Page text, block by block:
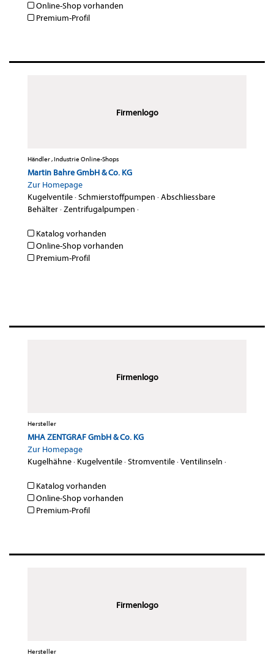
Online-Shop vorhanden
Premium-Profil
Firmenlogo
Händler , Industrie Online-Shops
Martin Bahre GmbH & Co. KG
Zur Homepage
Kugelventile·Schmierstoffpumpen ·Abschliessbare
Behälter·Zentrifugalpumpen ·
Katalog vorhanden
Online-Shop vorhanden
Premium-Profil
Firmenlogo
Hersteller
MHA ZENTGRAF GmbH & Co. KG
Zur Homepage
Kugelhähne· Kugelventile·Stromventile·Ventilinseln ·
Katalog vorhanden
Online-Shop vorhanden
Premium-Profil
Firmenlogo
Hersteller